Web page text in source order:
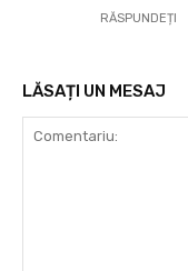
RĂSPUNDEȚI
LĂSAȚI UN MESAJ